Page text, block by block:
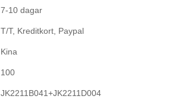
7-10 dagar
T/T, Kreditkort, Paypal
Kina
100
JK2211B041+JK2211D004